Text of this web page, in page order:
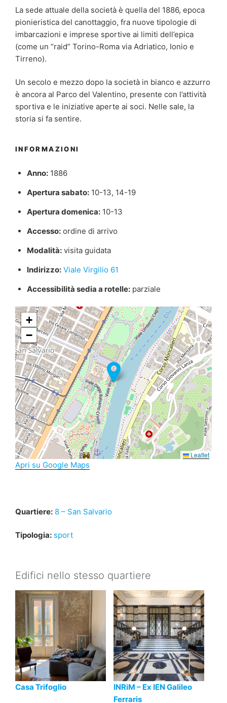
La sede attuale della società è quella del 1886, epoca
pionieristica del canottaggio, fra nuove tipologie di
imbarcazioni e imprese sportive ai limiti dell’epica
(come un “raid” Torino-Roma via Adriatico, Ionio e
Tirreno).
Un secolo e mezzo dopo la società in bianco e azzurro
è ancora al Parco del Valentino, presente con l’attività
sportiva e le iniziative aperte ai soci. Nelle sale, la
storia si fa sentire.
INFORMAZIONI
Anno:1886
Apertura sabato:10-13, 14-19
Apertura domenica:10-13
Accesso:ordine di arrivo
Modalità:visita guidata
Indirizzo: Viale Virgilio 61
Accessibilità sedia a rotelle:parziale
+
−
Leaflet
Apri su Google Maps
Quartiere: 8 – San Salvario
Tipologia: sport
Edifici nello stesso quartiere
Casa Trifoglio
INRiM – Ex IEN Galileo
Ferraris